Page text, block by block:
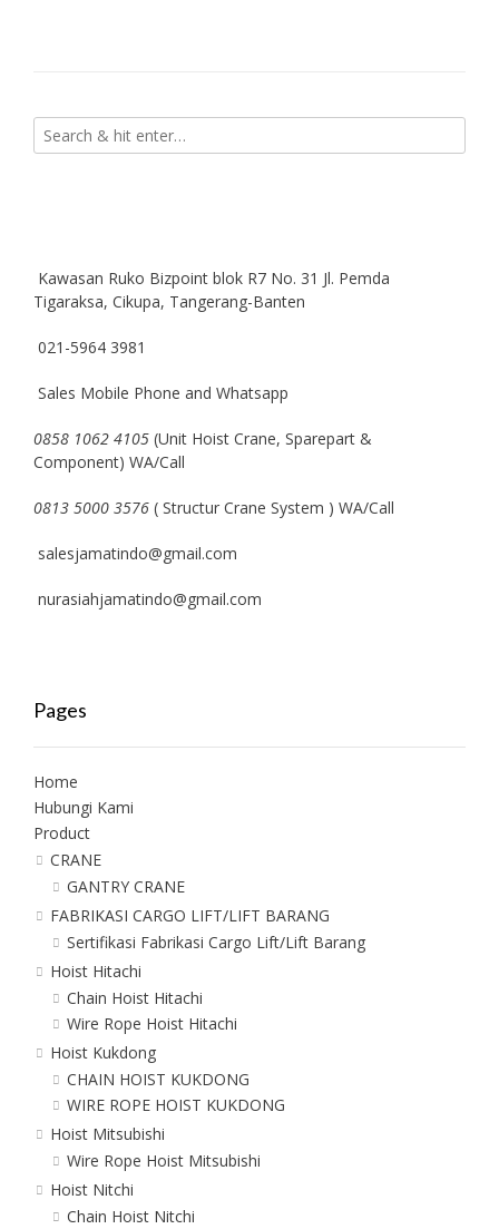
Kawasan Ruko Bizpoint blok R7 No. 31 Jl. Pemda
Tigaraksa, Cikupa, Tangerang-Banten
021-5964 3981
Sales Mobile Phone and Whatsapp
0858 1062 4105 (Unit Hoist Crane, Sparepart &
Component) WA/Call
0813 5000 3576 ( Structur Crane System ) WA/Call
salesjamatindo@gmail.com
nurasiahjamatindo@gmail.com
Pages
Home
Hubungi Kami
Product
CRANE
GANTRY CRANE
FABRIKASI CARGO LIFT/LIFT BARANG
Sertifikasi Fabrikasi Cargo Lift/Lift Barang
Hoist Hitachi
Chain Hoist Hitachi
Wire Rope Hoist Hitachi
Hoist Kukdong
CHAIN HOIST KUKDONG
WIRE ROPE HOIST KUKDONG
Hoist Mitsubishi
Wire Rope Hoist Mitsubishi
Hoist Nitchi
Chain Hoist Nitchi